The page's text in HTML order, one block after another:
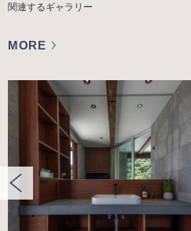
関連するギャラリー
MORE